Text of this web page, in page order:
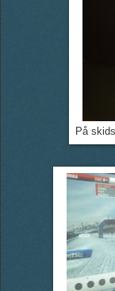
På